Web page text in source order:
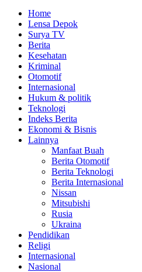
Home
Lensa Depok
Surya TV
Berita
Kesehatan
Kriminal
Otomotif
Internasional
Hukum & politik
Teknologi
Indeks Berita
Ekonomi & Bisnis
Lainnya
Manfaat Buah
Berita Otomotif
Berita Teknologi
Berita Internasional
Nissan
Mitsubishi
Rusia
Ukraina
Pendidikan
Religi
Internasional
Nasional